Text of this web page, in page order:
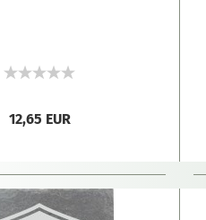
12,65 EUR